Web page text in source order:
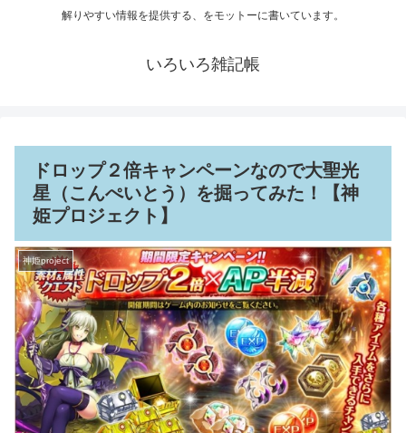
解りやすい情報を提供する、をモットーに書いています。
いろいろ雑記帳
ドロップ２倍キャンペーンなので大聖光
星（こんぺいとう）を掘ってみた！【神
姫プロジェクト】
神姫project